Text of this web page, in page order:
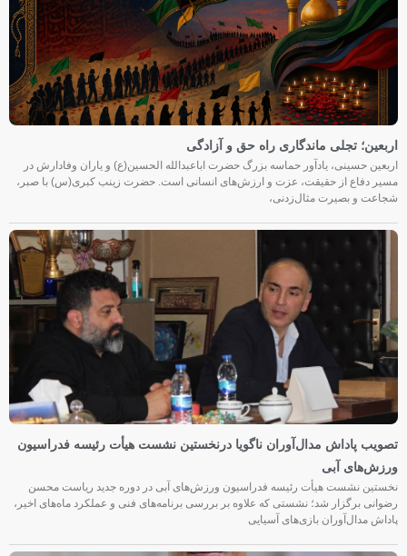
اربعین؛ تجلی ماندگاری راه حق و آزادگی
اربعین حسینی، یادآور حماسه بزرگ حضرت اباعبدالله الحسین(ع) و یاران وفادارش در
مسیر دفاع از حقیقت، عزت و ارزش‌های انسانی است. حضرت زینب کبری(س) با صبر،
شجاعت و بصیرت مثال‌زدنی،
تصویب پاداش مدال‌آوران ناگویا درنخستین نشست هیأت رئیسه فدراسیون
ورزش‌های آبی
نخستین نشست هیأت رئیسه فدراسیون ورزش‌های آبی در دوره جدید ریاست محسن
رضوانی برگزار شد؛ نشستی که علاوه بر بررسی برنامه‌های فنی و عملکرد ماه‌های اخیر،
پاداش مدال‌آوران بازی‌های آسیایی